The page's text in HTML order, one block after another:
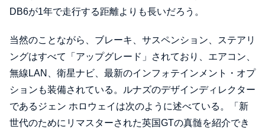
DB6が1年で走行する距離よりも長いだろう。
当然のことながら、ブレーキ、サスペンション、ステアリ
ングはすべて「アップグレード」されており、エアコン、
無線LAN、衛星ナビ、最新のインフォテインメント・オプ
ションも装備されている。ルナズのデザインディレクター
であるジェン ホロウェイは次のように述べている。「新
世代のためにリマスターされた英国GTの真髄を紹介でき